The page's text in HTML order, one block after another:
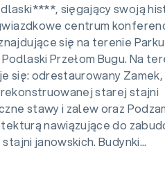
sięgający swoją
centrum
się na terenie Parku
Przełom Bugu. Na
się: odrestaurowany Zamek,
starej stajni
stawy i zalew oraz
nawiązujące do
janowskich. Budynki...